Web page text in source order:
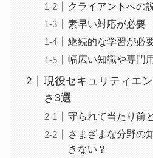
クライアントへの
素早い対応が必要
継続的な学習が必
幅広い知識や専門
現役セキュリティエ
さ3選
守られて当たり前
さまざまな分野の
きない？